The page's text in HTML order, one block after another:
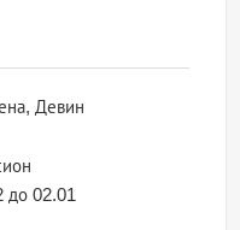
Девин
до 02.01